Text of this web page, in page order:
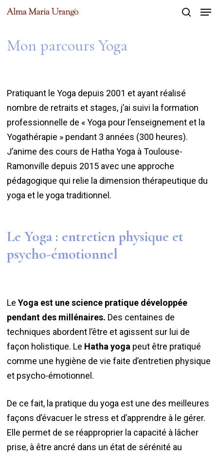
Skip
content
Mon parcours Yoga
Pratiquant le Yoga depuis 2001 et ayant réalisé
nombre de retraits et stages, j’ai suivi la formation
professionnelle de « Yoga pour l’enseignement et la
Yogathérapie » pendant 3 années (300 heures).
J’anime des cours de Hatha Yoga à Toulouse-
Ramonville depuis 2015 avec une approche
pédagogique qui relie la dimension thérapeutique du
yoga et le yoga traditionnel.
Le Yoga : entretien physique et
psycho-émotionnel
Le Yoga est une science pratique développée
pendant des millénaires. Des centaines de
techniques abordent l’être et agissent sur lui de
façon holistique. Le Hatha yoga peut être pratiqué
comme une hygiène de vie faite d’entretien physique
et psycho-émotionnel.
De ce fait, la pratique du yoga est une des meilleures
façons d’évacuer le stress et d’apprendre à le gérer.
Elle permet de se réapproprier la capacité à lâcher
prise, à être ancré dans un état de sérénité au